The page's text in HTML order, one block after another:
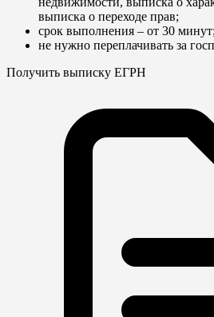
выписка о переходе прав;
срок выполнения – от 30 минут;
не нужно переплачивать за
Получить выписку ЕГРН